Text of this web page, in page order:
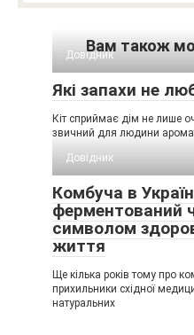
Вам також
Довідник
Які запахи не
Кіт сприймає дім не лише
звичний для людини
Довідник
Комбуча в
ферментований
символом
життя
Ще кілька років тому про
прихильники східної
натуральних